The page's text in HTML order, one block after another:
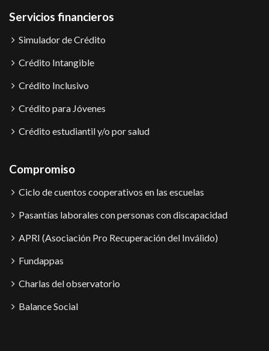
Servicios financieros
Simulador de Crédito
Crédito Intangible
Crédito Inclusivo
Crédito para Jóvenes
Crédito estudiantil y/o por salud
Compromiso
Ciclo de cuentos cooperativos en las escuelas
Pasantías laborales con personas con discapacidad
APRI (Asociación Pro Recuperación del Inválido)
Fundappas
Charlas del observatorio
Balance Social